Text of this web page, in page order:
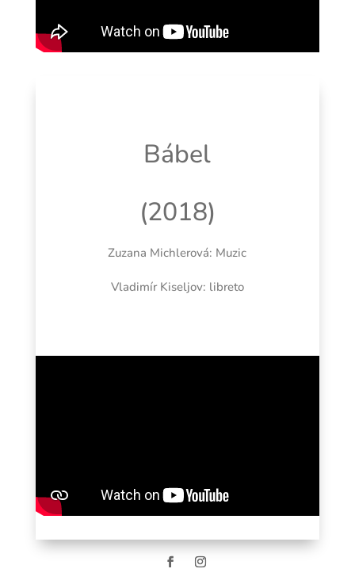
Bábel
(2018)
Zuzana Michlerová: Muzic
Vladimír Kiseljov: libreto